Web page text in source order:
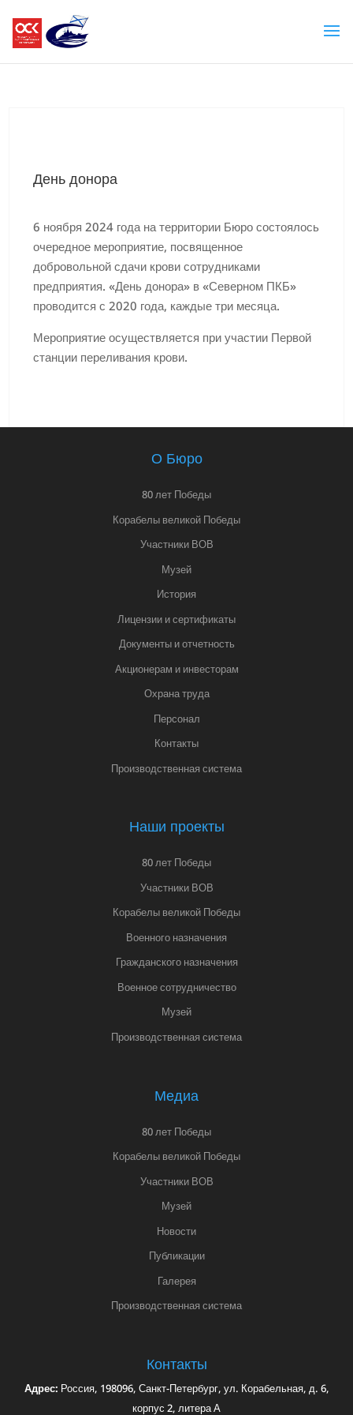
День донора
6 ноября 2024 года на территории Бюро состоялось
очередное мероприятие, посвященное
добровольной сдачи крови сотрудниками
предприятия. «День донора» в «Северном ПКБ»
проводится с 2020 года, каждые три месяца.
Мероприятие осуществляется при участии Первой
станции переливания крови.
О Бюро
80 лет Победы
Корабелы великой Победы
Участники ВОВ
Музей
История
Лицензии и сертификаты
Документы и отчетность
Акционерам и инвесторам
Охрана труда
Персонал
Контакты
Производственная система
Наши проекты
80 лет Победы
Участники ВОВ
Корабелы великой Победы
Военного назначения
Гражданского назначения
Военное сотрудничество
Музей
Производственная система
Медиа
80 лет Победы
Корабелы великой Победы
Участники ВОВ
Музей
Новости
Публикации
Галерея
Производственная система
Контакты
Адрес: Россия, 198096, Санкт-Петербург, ул. Корабельная, д. 6,
корпус 2, литера А